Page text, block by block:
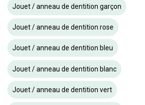
Jouet / anneau de dentition garçon
Jouet / anneau de dentition rose
Jouet / anneau de dentition bleu
Jouet / anneau de dentition blanc
Jouet / anneau de dentition vert